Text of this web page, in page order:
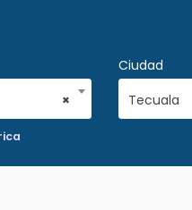
×
Ciudad
Tecuala